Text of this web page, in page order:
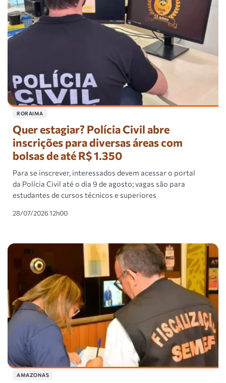
RORAIMA
Quer estagiar? Polícia Civil abre
inscrições para diversas áreas com
bolsas de até R$ 1.350
Para se inscrever, interessados devem acessar o portal
da Polícia Civil até o dia 9 de agosto; vagas são para
estudantes de cursos técnicos e superiores
28/07/2026 12h00
AMAZONAS